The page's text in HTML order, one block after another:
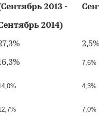
2013 -
2014)
7,6%
4,3%
7,0%